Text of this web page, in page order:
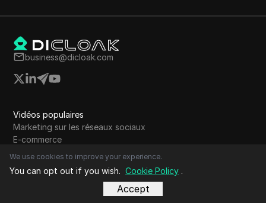
business@dicloak.com
Vidéos populaires
Marketing sur les réseaux sociaux
E-commerce
Marketing d'affiliation
Culture d'airdrop
We use cookies to improve your experience.
You can opt out if you wish. Cookie Policy .
Accept